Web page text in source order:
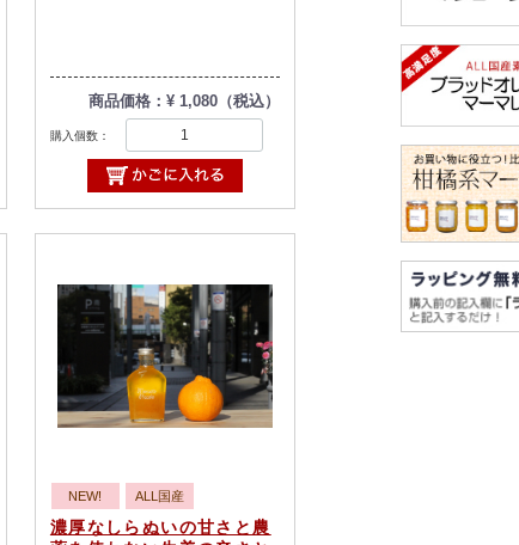
商品価格：¥ 1,080（税込）
購入個数：
NEW! ALL国産
濃厚なしらぬいの甘さと農